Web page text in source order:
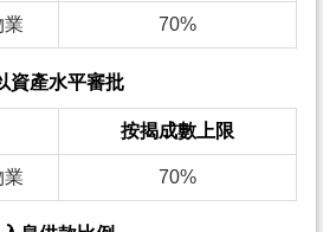
業 70%
資產水平審批
按揭成數上限
業 70%